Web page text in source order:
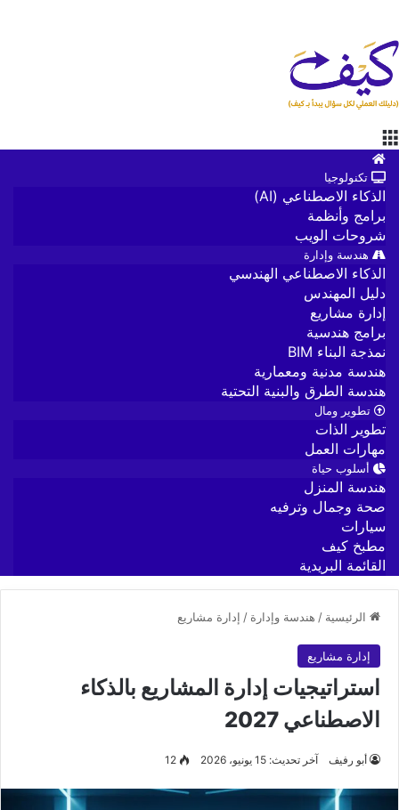
الرئيسية
تكنولوجيا
الذكاء الاصطناعي (AI)
برامج وأنظمة
شروحات الويب
هندسة وإدارة
الذكاء الاصطناعي الهندسي
دليل المهندس
إدارة مشاريع
برامج هندسية
نمذجة البناء BIM
هندسة مدنية ومعمارية
هندسة الطرق والبنية التحتية
تطوير ومال
تطوير الذات
مهارات العمل
أسلوب حياة
هندسة المنزل
صحة وجمال وترفيه
سيارات
مطبخ كيف
القائمة البريدية
الرئيسية / هندسة وإدارة / إدارة مشاريع
إدارة مشاريع
استراتيجيات إدارة المشاريع بالذكاء
الاصطناعي 2027
أبو رفيف آخر تحديث: 15 يونيو، 2026 12